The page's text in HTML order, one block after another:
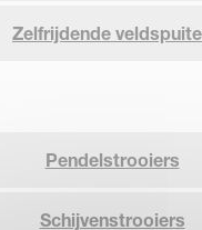
Zelfrijdende
Pendelstrooiers
Schijvenstrooiers